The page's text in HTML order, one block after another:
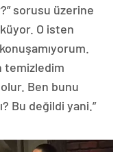
sorusu üzerine
O isten
temizledim
olur. Ben bunu
Bu değildi yani.”